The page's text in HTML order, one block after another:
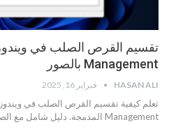
Management بالصور
HASAN ALI فبراير 16, 2025
Management المدمجة. دليل شامل مع الصور خطوة بخطوة…